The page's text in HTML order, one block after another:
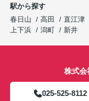
駅から探す
春日山
高田 直江津
上下浜
潟町 新井
株式会
025-525-8112